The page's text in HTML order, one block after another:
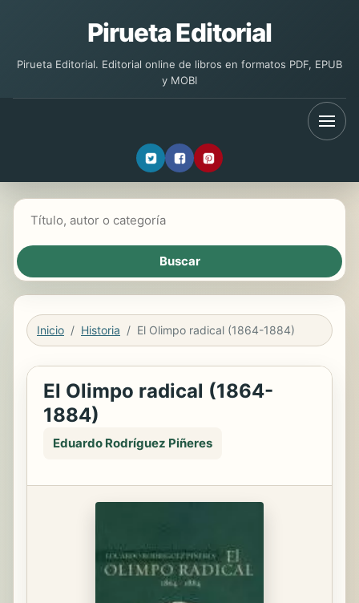
Pirueta Editorial
Pirueta Editorial. Editorial online de libros en formatos PDF, EPUB
y MOBI
Inicio Historia El Olimpo radical (1864-1884)
El Olimpo radical (1864-
1884)
Eduardo Rodríguez Piñeres